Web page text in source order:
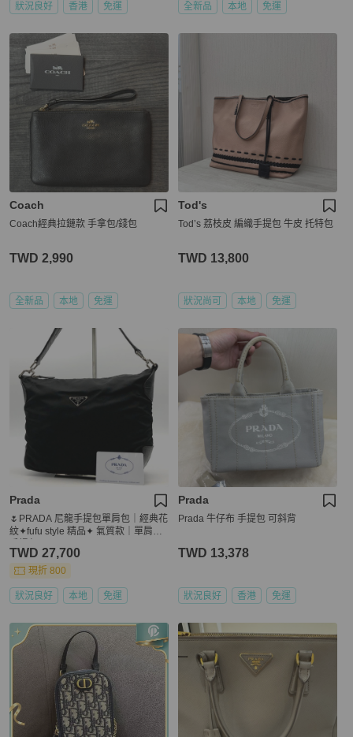
狀況良好 香港 免運 全新品 本地 免運
Coach
Coach經典拉鏈款 手拿包/錢包
TWD 2,990
全新品 本地 免運
Tod's
Tod’s 荔枝皮 編織手提包 牛皮 托特包
TWD 13,800
狀況尚可 本地 免運
Prada
🌷PRADA 尼龍手提包單肩包｜經典花
紋✦fufu style 精品✦ 氣質款｜單肩包.
TWD 27,700
現折 800
狀況良好 本地 免運
Prada
Prada 牛仔布 手提包 可斜背
TWD 13,378
狀況良好 香港 免運